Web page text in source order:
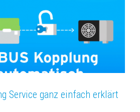
Service ganz einfach erklärt